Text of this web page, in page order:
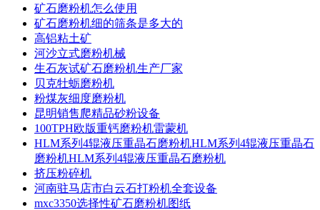
矿石磨粉机怎么使用
矿石磨粉机细的筛条是多大的
高铝粘土矿
河沙立式磨粉机械
生石灰试矿石磨粉机生产厂家
贝克牡蛎磨粉机
粉煤灰细度磨粉机
昆明销售爬精品砂粉设备
100TPH欧版重钙磨粉机雷蒙机
HLM系列4辊液压重晶石磨粉机HLM系列4辊液压重晶石
磨粉机HLM系列4辊液压重晶石磨粉机
挤压粉碎机
河南驻马店市白云石打粉机全套设备
mxc3350选择性矿石磨粉机图纸